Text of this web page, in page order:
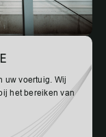
uw voertuig. Wij
het bereiken van